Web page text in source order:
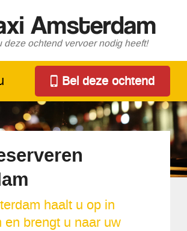
Amsterdam
deze ochtend vervoer nodig heeft!
Bel deze ochtend
haalt u op in
en brengt u naar uw